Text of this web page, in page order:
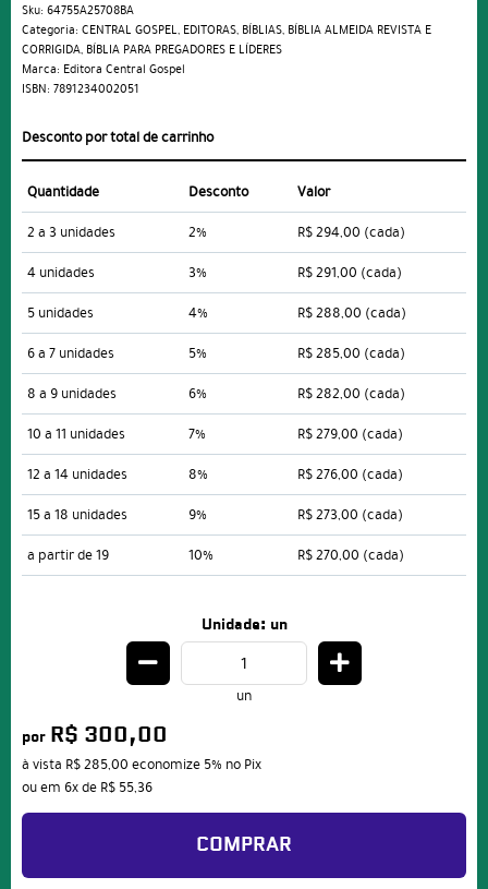
Sku: 64755A25708BA
Categoria: CENTRAL GOSPEL, EDITORAS, BÍBLIAS, BÍBLIA ALMEIDA REVISTA E
CORRIGIDA, BÍBLIA PARA PREGADORES E LÍDERES
Marca: Editora Central Gospel
ISBN: 7891234002051
Desconto por total de carrinho
Quantidade Desconto
Valor
2 a 3 unidades
2% R$ 294,00 (cada)
4 unidades
3% R$ 291,00 (cada)
5 unidades
4% R$ 288,00 (cada)
6 a 7 unidades
5% R$ 285,00 (cada)
8 a 9 unidades
6% R$ 282,00 (cada)
10 a 11 unidades
7% R$ 279,00 (cada)
12 a 14 unidades
8% R$ 276,00 (cada)
15 a 18 unidades
9% R$ 273,00 (cada)
a partir de 19
10% R$ 270,00 (cada)
Unidade: un
un
por R$ 300,00
à vista R$ 285,00 economize 5% no Pix
ou em 6xde R$ 55,36
COMPRAR